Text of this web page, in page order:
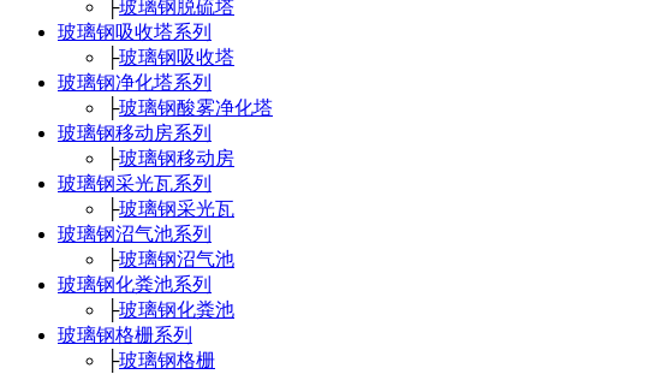
├玻璃钢脱硫塔
玻璃钢吸收塔系列
├玻璃钢吸收塔
玻璃钢净化塔系列
├玻璃钢酸雾净化塔
玻璃钢移动房系列
├玻璃钢移动房
玻璃钢采光瓦系列
├玻璃钢采光瓦
玻璃钢沼气池系列
├玻璃钢沼气池
玻璃钢化粪池系列
├玻璃钢化粪池
玻璃钢格栅系列
├玻璃钢格栅